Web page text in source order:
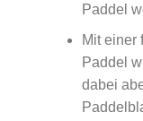
Paddel
Mit einer
Paddel
dabei